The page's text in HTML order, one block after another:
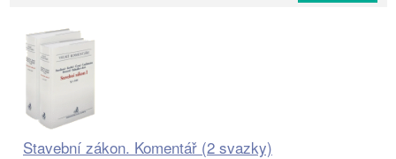
Stavební zákon. Komentář (2 svazky)